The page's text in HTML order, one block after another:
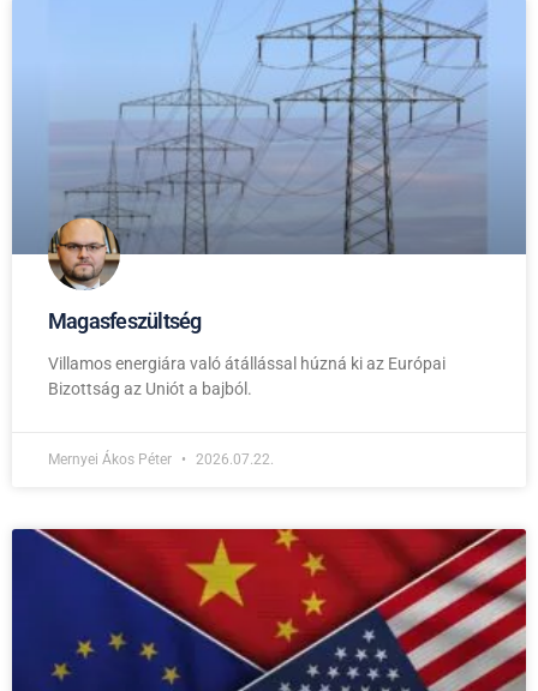
Magasfeszültség
Villamos energiára való átállással húzná ki az Európai
Bizottság az Uniót a bajból.
Mernyei Ákos Péter 2026.07.22.